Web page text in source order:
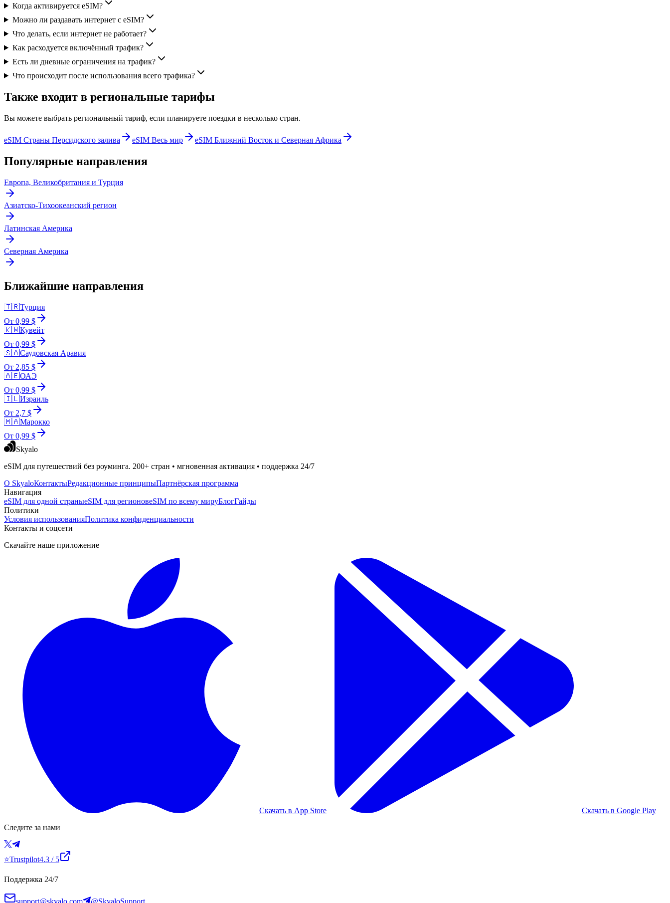
Когда активируется eSIM?
Можно ли раздавать интернет с eSIM?
Что делать, если интернет не работает?
Как расходуется включённый трафик?
Есть ли дневные ограничения на трафик?
Что происходит после использования всего трафика?
Также входит в региональные тарифы
Вы можете выбрать региональный тариф, если планируете поездки в несколько стран.
eSIM Страны Персидского залива eSIM Весь мир eSIM Ближний Восток и Северная Африка
Популярные направления
Европа, Великобритания и Турция
Азиатско-Тихоокеанский регион
Латинская Америка
Северная Америка
Ближайшие направления
🇹🇷Турция
От 0,99 $
🇰🇼Кувейт
От 0,99 $
🇸🇦Саудовская Аравия
От 2,85 $
🇦🇪ОАЭ
От 0,99 $
🇮🇱Израиль
От 2,7 $
🇲🇦Марокко
От 0,99 $
Skyalo
eSIM для путешествий без роуминга. 200+ стран • мгновенная активация • поддержка 24/7
О SkyaloКонтактыРедакционные принципыПартнёрская программа
Навигация
eSIM для одной страныeSIM для регионовeSIM по всему мируБлогГайды
Политики
Условия использованияПолитика конфиденциальности
Контакты и соцсети
Скачайте наше приложение
Скачать в App Store
Скачать в Google Play
Следите за нами
⭐Trustpilot4.3 / 5
Поддержка 24/7